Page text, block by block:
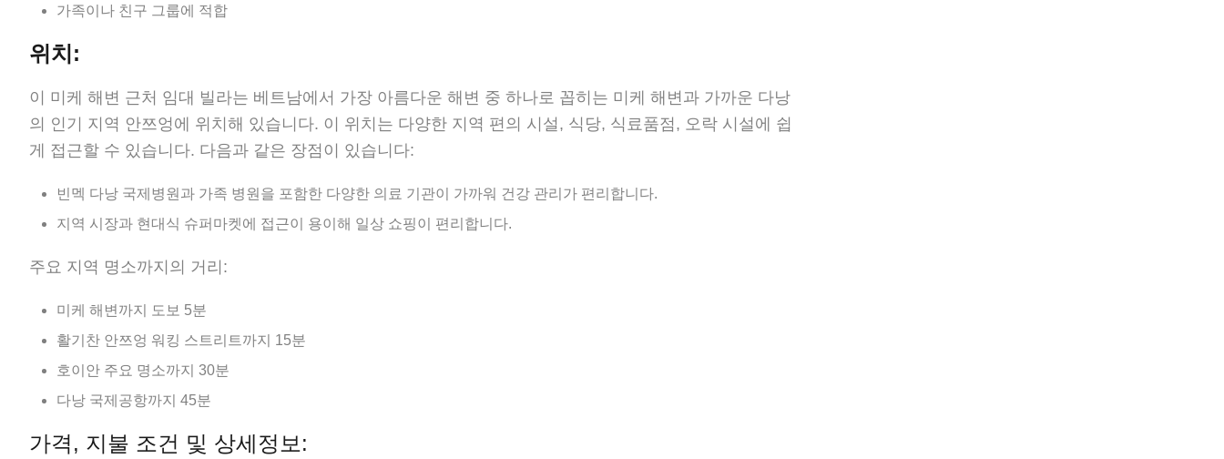
가족이나 친구 그룹에 적합
위치:
이 미케 해변 근처 임대 빌라는 베트남에서 가장 아름다운 해변 중 하나로 꼽히는 미케 해변과 가까운 다낭
의 인기 지역 안쯔엉에 위치해 있습니다. 이 위치는 다양한 지역 편의 시설, 식당, 식료품점, 오락 시설에 쉽
게 접근할 수 있습니다. 다음과 같은 장점이 있습니다:
빈멕 다낭 국제병원과 가족 병원을 포함한 다양한 의료 기관이 가까워 건강 관리가 편리합니다.
지역 시장과 현대식 슈퍼마켓에 접근이 용이해 일상 쇼핑이 편리합니다.
주요 지역 명소까지의 거리:
미케 해변까지 도보 5분
활기찬 안쯔엉 워킹 스트리트까지 15분
호이안 주요 명소까지 30분
다낭 국제공항까지 45분
가격, 지불 조건 및 상세정보: